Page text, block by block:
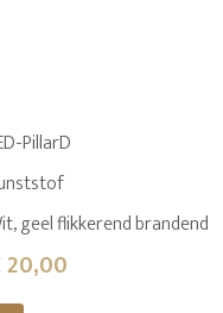
PillarD
geel flikkerend brandend
20,00